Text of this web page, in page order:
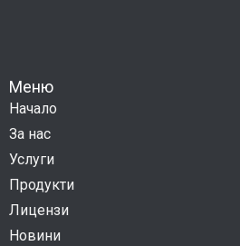
Меню
Начало
За нас
Услуги
Продукти
Лицензи
Новини